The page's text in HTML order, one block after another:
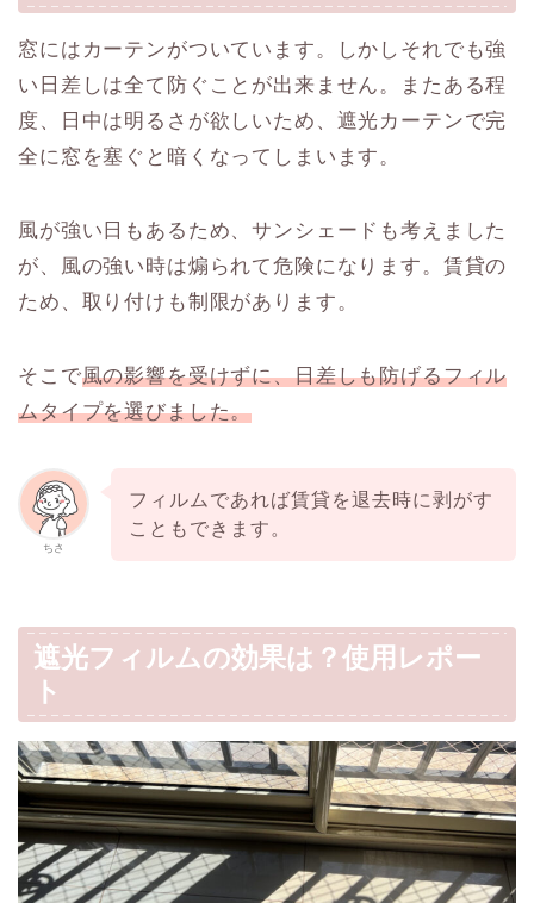
窓にはカーテンがついています。しかしそれでも強
い日差しは全て防ぐことが出来ません。またある程
度、日中は明るさが欲しいため、遮光カーテンで完
全に窓を塞ぐと暗くなってしまいます。
風が強い日もあるため、サンシェードも考えました
が、風の強い時は煽られて危険になります。賃貸の
ため、取り付けも制限があります。
そこで風の影響を受けずに、日差しも防げるフィル
ムタイプを選びました。
ちさ
フィルムであれば賃貸を退去時に剥がす
こともできます。
遮光フィルムの効果は？使用レポー
ト